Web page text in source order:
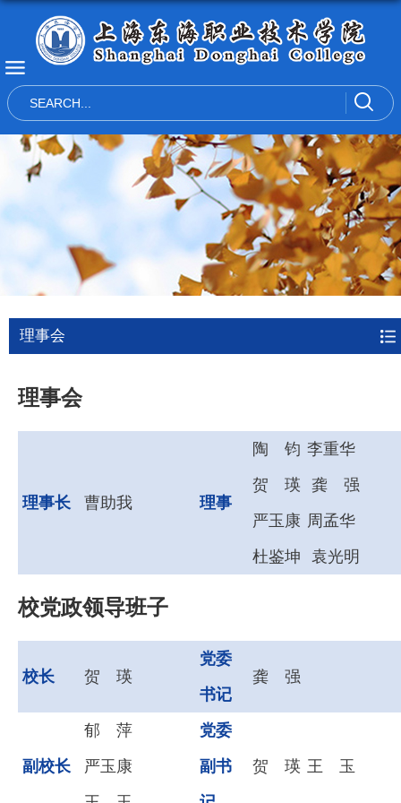
理事会
理事会
理事长 曹助我 理事
陶 钧 李重华
贺 瑛 龚 强
严玉康 周孟华
杜鉴坤
袁光明
校党政领导班子
校长 贺 瑛
党委
书记
龚 强
副校长
郁 萍
严玉康
党委
副书
贺 瑛 王 玉